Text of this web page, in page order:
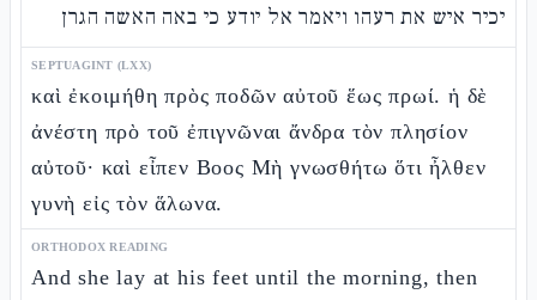
יכיר איש את רעהו ויאמר אל יודע כי באה האשה הגרן
SEPTUAGINT (LXX)
καὶ ἐκοιμήθη πρὸς ποδῶν αὐτοῦ ἕως πρωί. ἡ δὲ
ἀνέστη πρὸ τοῦ ἐπιγνῶναι ἄνδρα τὸν πλησίον
αὐτοῦ· καὶ εἶπεν Βοος Μὴ γνωσθήτω ὅτι ἦλθεν
γυνὴ εἰς τὸν ἅλωνα.
ORTHODOX READING
And she lay at his feet until the morning, then